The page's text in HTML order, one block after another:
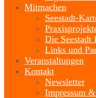
Mitmachen
Seestadt-
Die Seestadt
Links und
Veranstaltungen
Kontakt
Newsletter
Impressum